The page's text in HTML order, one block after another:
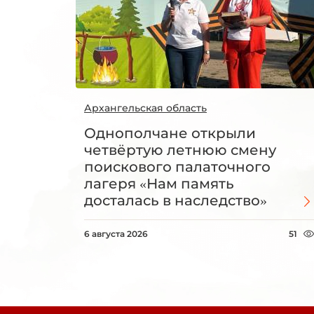
Архангельская область
Однополчане открыли
четвёртую летнюю смену
поискового палаточного
лагеря «Нам память
досталась в наследство»
6 августа 2026 51